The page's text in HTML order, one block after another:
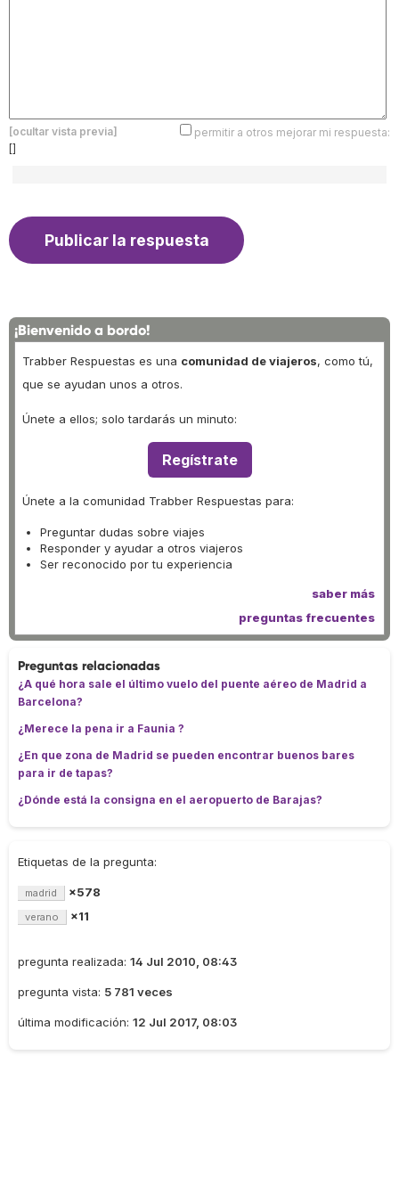
[ocultar vista previa]
permitir a otros mejorar mi respuesta:
[]
¡Bienvenido a bordo!
Trabber Respuestas es una comunidad de viajeros, como tú,
que se ayudan unos a otros.
Únete a ellos; solo tardarás un minuto:
Regístrate
Únete a la comunidad Trabber Respuestas para:
Preguntar dudas sobre viajes
Responder y ayudar a otros viajeros
Ser reconocido por tu experiencia
saber más
preguntas frecuentes
Preguntas relacionadas
¿A qué hora sale el último vuelo del puente aéreo de Madrid a
Barcelona?
¿Merece la pena ir a Faunia ?
¿En que zona de Madrid se pueden encontrar buenos bares
para ir de tapas?
¿Dónde está la consigna en el aeropuerto de Barajas?
Etiquetas de la pregunta:
madrid ×578
verano ×11
pregunta realizada: 14 Jul 2010, 08:43
pregunta vista: 5 781 veces
última modificación: 12 Jul 2017, 08:03